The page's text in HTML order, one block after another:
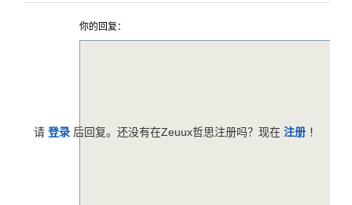
你的回复：
请 登录 后回复。还没有在Zeuux哲思注册吗？现在 注册 ！